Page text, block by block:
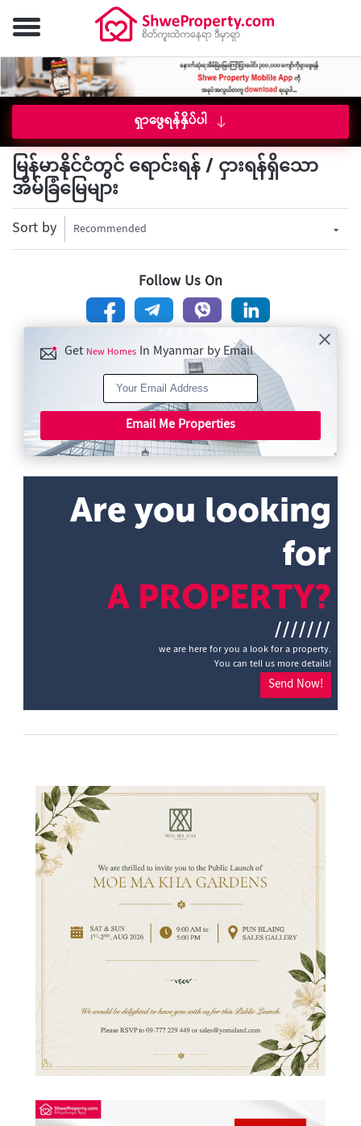
ရှာဖွေရန်နှိပ်ပါ
မြန်မာနိုင်ငံတွင် ရောင်းရန် / ငှားရန်ရှိသော
အိမ်ခြံမြေများ
Sort by Recommended
Follow Us On
Get New Homes In Myanmar by Email
Email Me Properties
Are you looking
for
A PROPERTY?
///////
we are here for you a look for a property.
You can tell us more details!
Send Now!